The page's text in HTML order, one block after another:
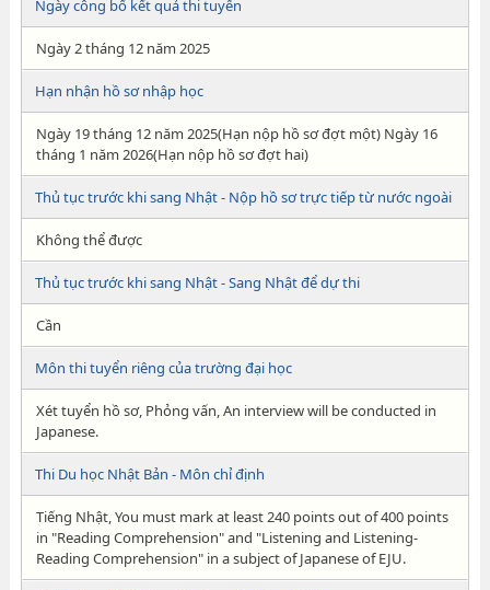
Ngày công bố kết quả thi tuyển
Ngày 2 tháng 12 năm 2025
Hạn nhận hồ sơ nhập học
Ngày 19 tháng 12 năm 2025(Hạn nộp hồ sơ đợt một) Ngày 16
tháng 1 năm 2026(Hạn nộp hồ sơ đợt hai)
Thủ tục trước khi sang Nhật - Nộp hồ sơ trực tiếp từ nước ngoài
Không thể được
Thủ tục trước khi sang Nhật - Sang Nhật để dự thi
Cần
Môn thi tuyển riêng của trường đại học
Xét tuyển hồ sơ, Phỏng vấn, An interview will be conducted in
Japanese.
Thi Du học Nhật Bản - Môn chỉ định
Tiếng Nhật, You must mark at least 240 points out of 400 points
in "Reading Comprehension" and "Listening and Listening-
Reading Comprehension" in a subject of Japanese of EJU.